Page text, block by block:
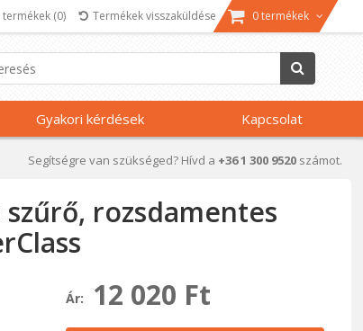
termékek (0) Termékek visszaküldése 0 termékek
Gyakori kérdések Kapcsolat
Segítségre van szükséged? Hívd a +36 1 300 9520számot.
rozsdamentes
Ár: 12 020 Ft